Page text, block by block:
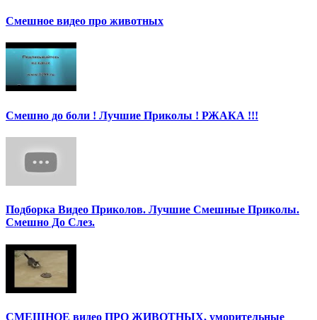
Смешное видео про животных
Смешно до боли ! Лучшие Приколы ! РЖАКА !!!
Подборка Видео Приколов. Лучшие Смешные Приколы.
Смешно До Слез.
СМЕШНОЕ видео ПРО ЖИВОТНЫХ, уморительные